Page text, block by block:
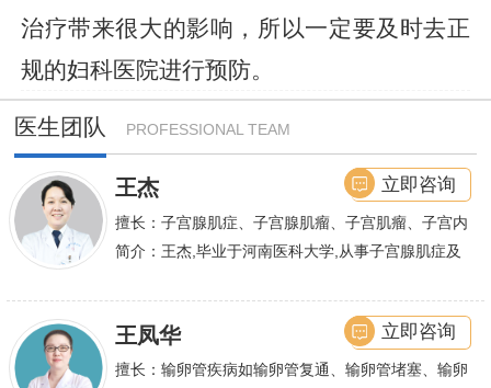
治疗带来很大的影响，所以一定要及时去正
规的妇科医院进行预防。
医生团队 PROFESSIONAL TEAM
王杰
擅长：子宫腺肌症、子宫腺肌瘤、子宫肌瘤、子宫内
膜异位症等,长年致力于妇科微创手术及显微妇科手
卵管堵塞、输卵管复通、输卵管粘连等女性输卵管性
不孕及子宫性不孕、多囊卵巢等都有丰富诊疗经验
简介：王杰,毕业于河南医科大学,从事子宫腺肌症及
立即咨询
王凤华
擅长：输卵管疾病如输卵管复通、输卵管堵塞、输卵
立即咨询